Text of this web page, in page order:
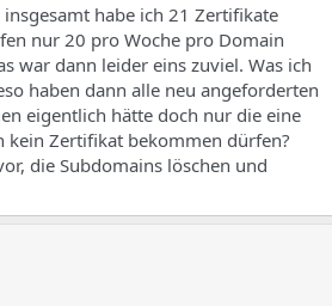
habe ich 21 Zertifikate
nur 20 pro Woche pro Domain
war dann leider eins zuviel. Was ich
haben dann alle neu angeforderten
eigentlich hätte doch nur die eine
kein Zertifikat bekommen dürfen?
die Subdomains löschen und